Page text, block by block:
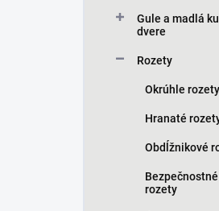
Gule a madlá
dvere
Rozety
Okrúhle rozety
Hranaté
Obdĺžnikové
rozety